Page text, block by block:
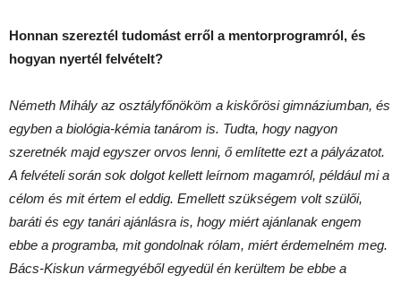
Honnan szereztél tudomást erről a mentorprogramról, és
hogyan nyertél felvételt?
Németh Mihály az osztályfőnököm a kiskőrösi gimnáziumban, és
egyben a biológia-kémia tanárom is. Tudta, hogy nagyon
szeretnék majd egyszer orvos lenni, ő említette ezt a pályázatot.
A felvételi során sok dolgot kellett leírnom magamról, például mi a
célom és mit értem el eddig. Emellett szükségem volt szülői,
baráti és egy tanári ajánlásra is, hogy miért ajánlanak engem
ebbe a programba, mit gondolnak rólam, miért érdemelném meg.
Bács-Kiskun vármegyéből egyedül én kerültem be ebbe a